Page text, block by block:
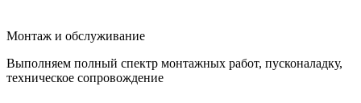
Монтаж и обслуживание
Выполняем полный спектр монтажных работ, пусконаладку,
техническое сопровождение